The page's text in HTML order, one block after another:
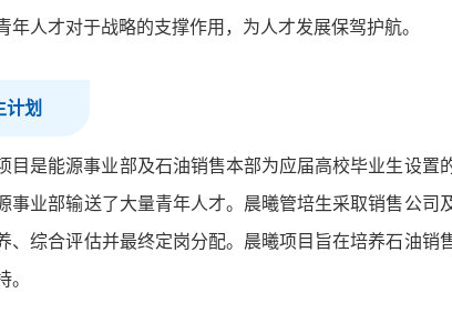
年人才对于战略的支撑作用，为人才发展保驾护航。
计划
目是能源事业部及石油销售本部为应届高校毕业生设置
事业部输送了大量青年人才。晨曦管培生采取销售公司
、综合评估并最终定岗分配。晨曦项目旨在培养石油销
。